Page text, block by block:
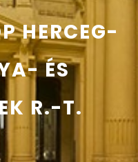
HERCEG-
ÉS
R.-T.